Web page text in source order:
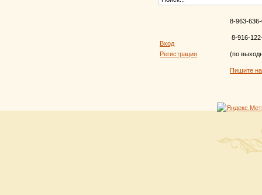
Вход
Регистрация
8-963-
8-916-
(по
Пишите